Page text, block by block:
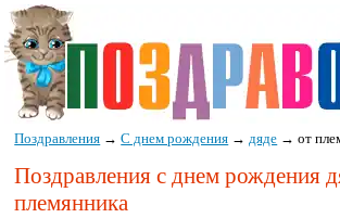
Поздравления →С днем рождения → дяде →от
Поздравления с днем рождения
племянника